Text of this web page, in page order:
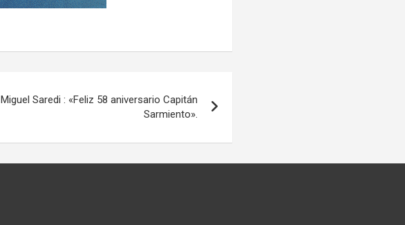
Miguel Saredi : «Feliz 58 aniversario Capitán
Sarmiento».